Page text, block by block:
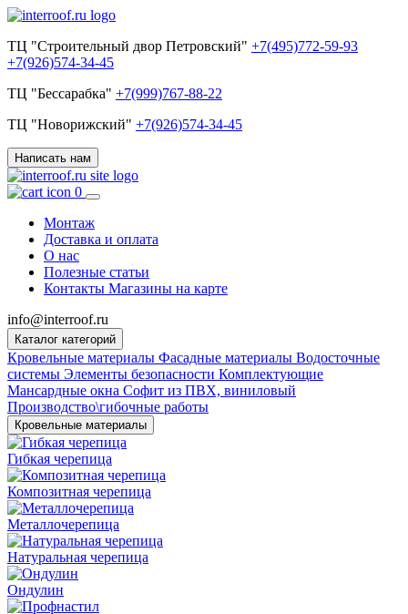
ТЦ "Строительный двор Петровский" +7(495)772-59-93
+7(926)574-34-45
ТЦ "Бессарабка" +7(999)767-88-22
ТЦ "Новорижский" +7(926)574-34-45
Написать нам
0
Монтаж
Доставка и оплата
О нас
Полезные статьи
Контакты Магазины на карте
info@interroof.ru
Каталог категорий
Кровельные материалы Фасадные материалы Водосточные
системы Элементы безопасности Комплектующие
Мансардные окна Софит из ПВХ, виниловый
Производство\гибочные работы
Кровельные материалы
Гибкая черепица
Композитная черепица
Металлочерепица
Натуральная черепица
Ондулин